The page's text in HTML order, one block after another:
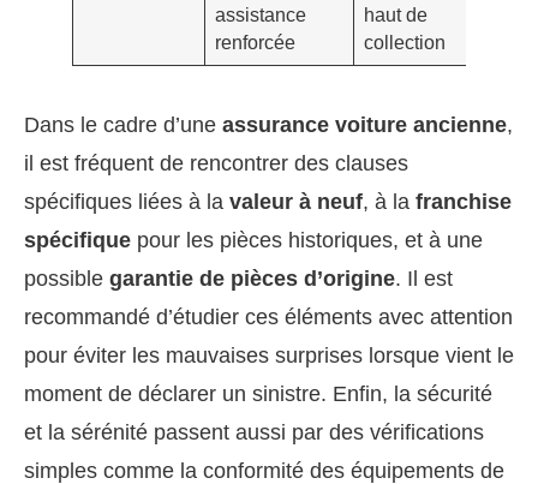
assistance
renforcée
haut de
collection
Dans le cadre d’une assurance voiture ancienne,
il est fréquent de rencontrer des clauses
spécifiques liées à la valeur à neuf, à la franchise
spécifique pour les pièces historiques, et à une
possible garantie de pièces d’origine. Il est
recommandé d’étudier ces éléments avec attention
pour éviter les mauvaises surprises lorsque vient le
moment de déclarer un sinistre. Enfin, la sécurité
et la sérénité passent aussi par des vérifications
simples comme la conformité des équipements de